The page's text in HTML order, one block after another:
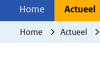
cookies
Home Actueel
Home Actueel